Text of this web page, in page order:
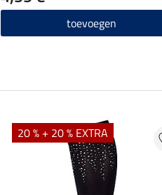
toevoegen
20 % + 20 % EXTRA